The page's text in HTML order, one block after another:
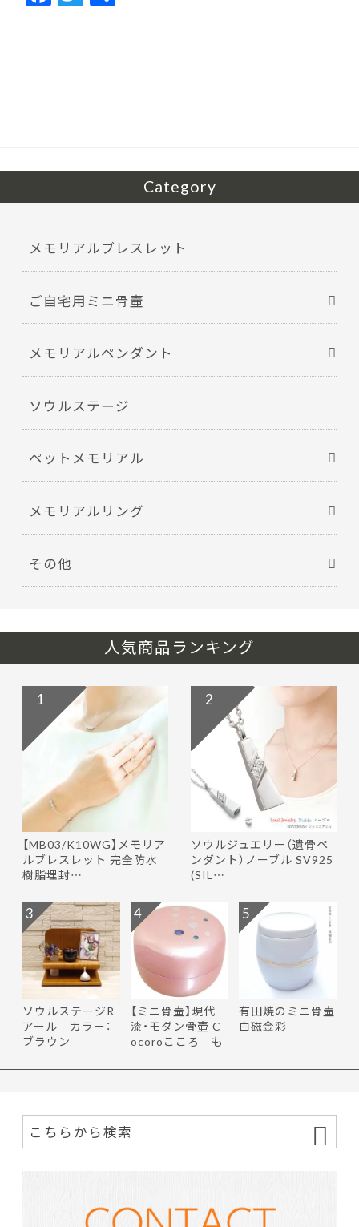
ac w
Category
メモリアルブレスレット
ご自宅用ミニ骨壷
メモリアルペンダント
ソウルステージ
ペットメモリアル
メモリアルリング
その他
人気商品ランキング
【MB03/K10WG】メモリア
ルブレスレット 完全防水
樹脂埋封…
1
ソウルジュエリー（遺骨ペ
ンダント）ノーブル SV925
(SIL…
2
ソウルステージR
アール カラー：
ブラウン
3
【ミニ骨壷】現代
漆・モダン骨壷 C
ocoroこころ も
4
有田焼のミニ骨壷
白磁金彩
5